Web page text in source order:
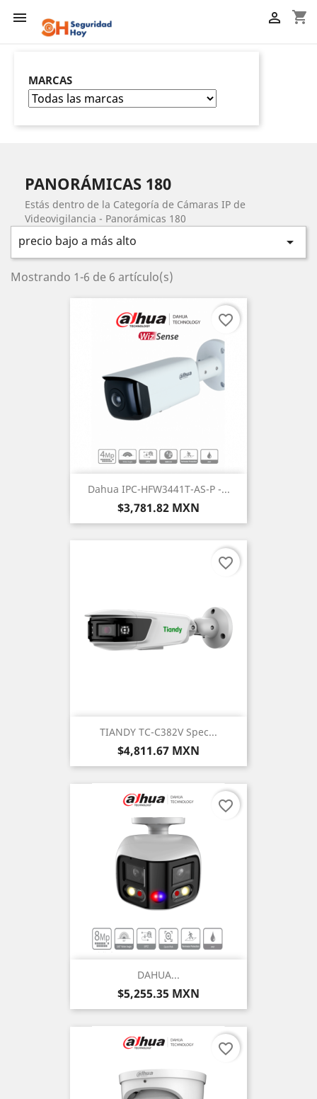
 shopping_cart

MARCAS
PANORÁMICAS 180
Estás dentro de la Categoría de Cámaras IP de
Videovigilancia - Panorámicas 180
precio bajo a más alto 
Mostrando 1-6 de 6 artículo(s)
Dahua IPC-HFW3441T-AS-P -...
Precio
$3,781.82 MXN
favorite_border
TIANDY TC-C382V Spec...
Precio
$4,811.67 MXN
favorite_border
DAHUA...
Precio
$5,255.35 MXN
favorite_border
favorite_border